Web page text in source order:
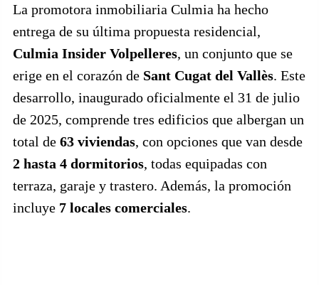
La promotora inmobiliaria Culmia ha hecho
entrega de su última propuesta residencial,
Culmia Insider Volpelleres, un conjunto que se
erige en el corazón de Sant Cugat del Vallès. Este
desarrollo, inaugurado oficialmente el 31 de julio
de 2025, comprende tres edificios que albergan un
total de 63 viviendas, con opciones que van desde
2 hasta 4 dormitorios, todas equipadas con
terraza, garaje y trastero. Además, la promoción
incluye 7 locales comerciales.